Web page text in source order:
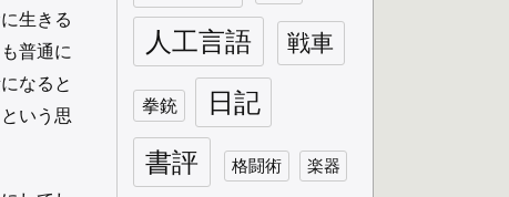
生きる
普通に
なると
いう思
人工言語 戦車
拳銃 日記
書評 格闘術 楽器